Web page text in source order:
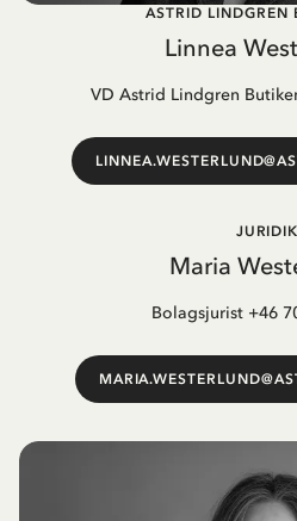
ASTRID LINDGREN
Linnea
VD Astrid Lindgren